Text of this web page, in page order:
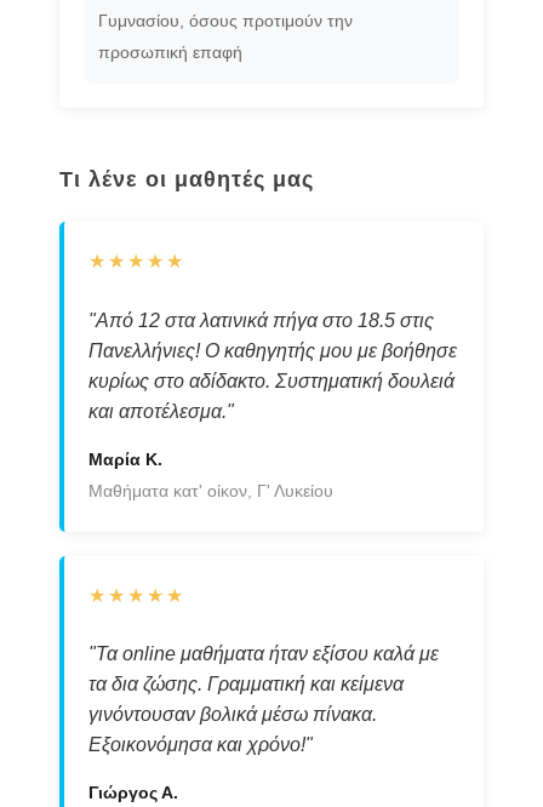
Γυμνασίου, όσους προτιμούν την
προσωπική επαφή
Τι λένε οι μαθητές μας
★★★★★
"Από 12 στα λατινικά πήγα στο 18.5 στις
Πανελλήνιες! Ο καθηγητής μου με βοήθησε
κυρίως στο αδίδακτο. Συστηματική δουλειά
και αποτέλεσμα."
Μαρία Κ.
Μαθήματα κατ' οίκον, Γ' Λυκείου
★★★★★
"Τα online μαθήματα ήταν εξίσου καλά με
τα δια ζώσης. Γραμματική και κείμενα
γινόντουσαν βολικά μέσω πίνακα.
Εξοικονόμησα και χρόνο!"
Γιώργος Α.